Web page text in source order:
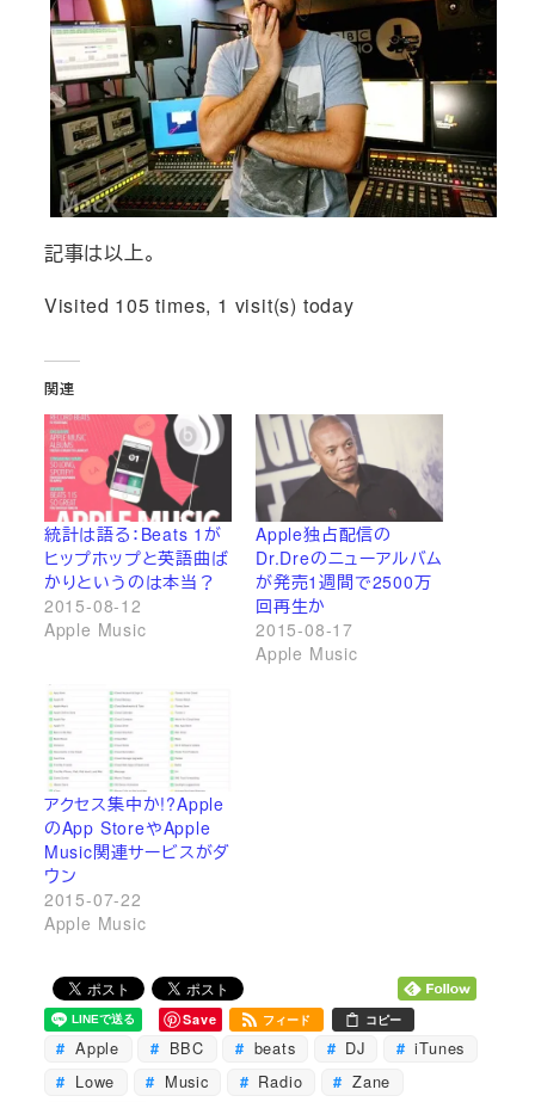
記事は以上。
Visited 105 times, 1 visit(s) today
関連
統計は語る：Beats 1が
ヒップホップと英語曲ば
かりというのは本当？
2015-08-12
Apple Music
Apple独占配信の
Dr.Dreのニューアルバム
が発売1週間で2500万
回再生か
2015-08-17
Apple Music
アクセス集中か!?Apple
のApp StoreやApple
Music関連サービスがダ
ウン
2015-07-22
Apple Music
Save フィード コピー
Apple BBC beats DJ
iTunes
Lowe
Music Radio
Zane